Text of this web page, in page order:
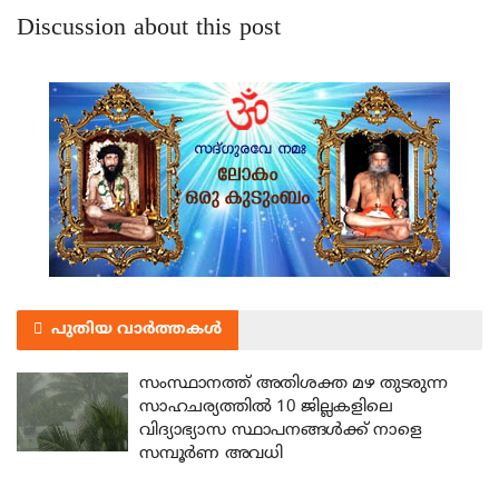
Discussion about this post
പുതിയ വാർത്തകൾ
സംസ്ഥാനത്ത് അതിശക്ത മഴ തുടരുന്ന
സാഹചര്യത്തിൽ 10 ജില്ലകളിലെ
വിദ്യാഭ്യാസ സ്ഥാപനങ്ങൾക്ക് നാളെ
സമ്പൂർണ അവധി